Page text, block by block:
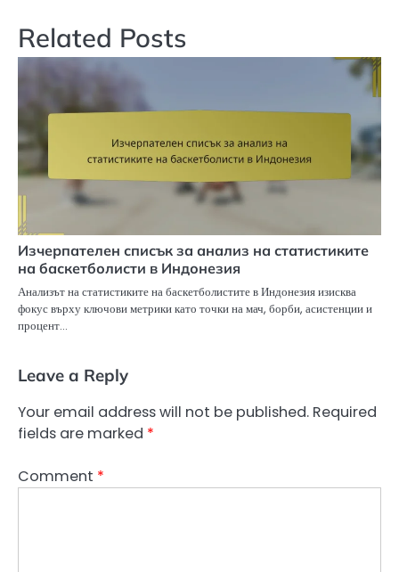
Related Posts
Изчерпателен списък за анализ на статистиките
на баскетболисти в Индонезия
Анализът на статистиките на баскетболистите в Индонезия изисква
фокус върху ключови метрики като точки на мач, борби, асистенции и
процент…
Leave a Reply
Your email address will not be published. Required
fields are marked *
Comment *